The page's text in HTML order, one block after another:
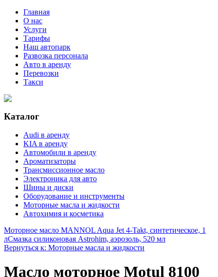
Главная
О нас
Услуги
Тарифы
Наш автопарк
Развозка персонала
Авто в аренду
Перевозки
Такси
Каталог
Audi в аренду
KIA в аренду
Автомобили в аренду
Ароматизаторы
Трансмиссионное масло
Электроника для авто
Шины и диски
Оборудование и инструменты
Моторные масла и жидкости
Автохимия и косметика
Моторное масло MANNOL Aqua Jet 4-Takt, синтетическое, 1
лСмазка силиконовая Astrohim, аэрозоль, 520 мл
Вернуться к: Моторные масла и жидкости
Масло моторное Motul 8100